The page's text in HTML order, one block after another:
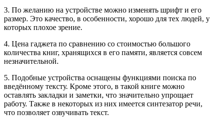
3. По желанию на устройстве можно изменять шрифт и его
размер. Это качество, в особенности, хорошо для тех людей, у
которых плохое зрение.
4. Цена гаджета по сравнению со стоимостью большого
количества книг, хранящихся в его памяти, является совсем
незначительной.
5. Подобные устройства оснащены функциями поиска по
введённому тексту. Кроме этого, в такой книге можно
оставлять закладки и заметки, что значительно упрощает
работу. Также в некоторых из них имеется синтезатор речи,
что позволяет озвучивать текст.